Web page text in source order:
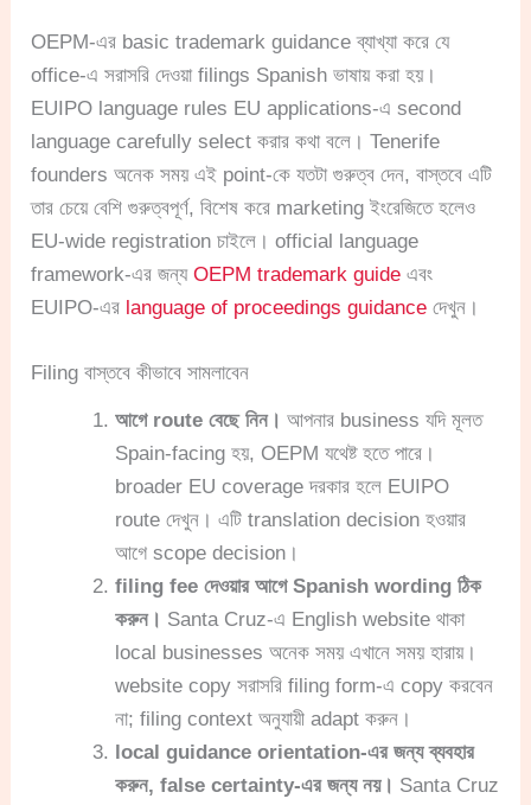
OEPM-এর basic trademark guidance ব্যাখ্যা করে যে
office-এ সরাসরি দেওয়া filings Spanish ভাষায় করা হয়।
EUIPO language rules EU applications-এ second
language carefully select করার কথা বলে। Tenerife
founders অনেক সময় এই point-কে যতটা গুরুত্ব দেন, বাস্তবে এটি
তার চেয়ে বেশি গুরুত্বপূর্ণ, বিশেষ করে marketing ইংরেজিতে হলেও
EU-wide registration চাইলে। official language
framework-এর জন্যOEPM trademark guide এবং
EUIPO-এর language of proceedings guidance দেখুন।
Filing বাস্তবে কীভাবে সামলাবেন
আগে route বেছে নিন। আপনার business যদি মূলত
Spain-facing হয়, OEPM যথেষ্ট হতে পারে।
broader EU coverage দরকার হলে EUIPO
route দেখুন। এটি translation decision হওয়ার
আগে scope decision।
filing fee দেওয়ার আগে Spanish wording ঠিক
করুন। Santa Cruz-এ English website থাকা
local businesses অনেক সময় এখানে সময় হারায়।
website copy সরাসরি filing form-এ copy করবেন
না; filing context অনুযায়ী adapt করুন।
local guidance orientation-এর জন্য ব্যবহার
করুন, false certainty-এর জন্য নয়। Santa Cruz